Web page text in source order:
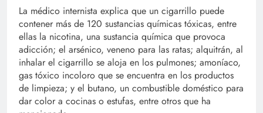
La médico internista explica que un cigarrillo puede
contener más de 120 sustancias químicas tóxicas, entre
ellas la nicotina, una sustancia química que provoca
adicción; el arsénico, veneno para las ratas; alquitrán, al
inhalar el cigarrillo se aloja en los pulmones; amoníaco,
gas tóxico incoloro que se encuentra en los productos
de limpieza; y el butano, un combustible doméstico para
dar color a cocinas o estufas, entre otros que ha